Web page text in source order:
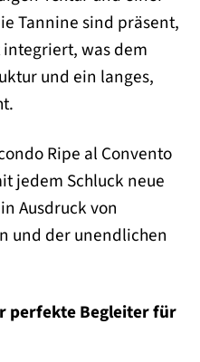
Tannine sind präsent,
was dem
und ein langes,
Ripe al Convento
jedem Schluck neue
Ausdruck von
und der unendlichen
perfekte Begleiter für